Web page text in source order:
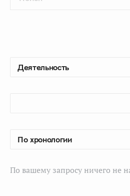
По вашему запросу ничего не